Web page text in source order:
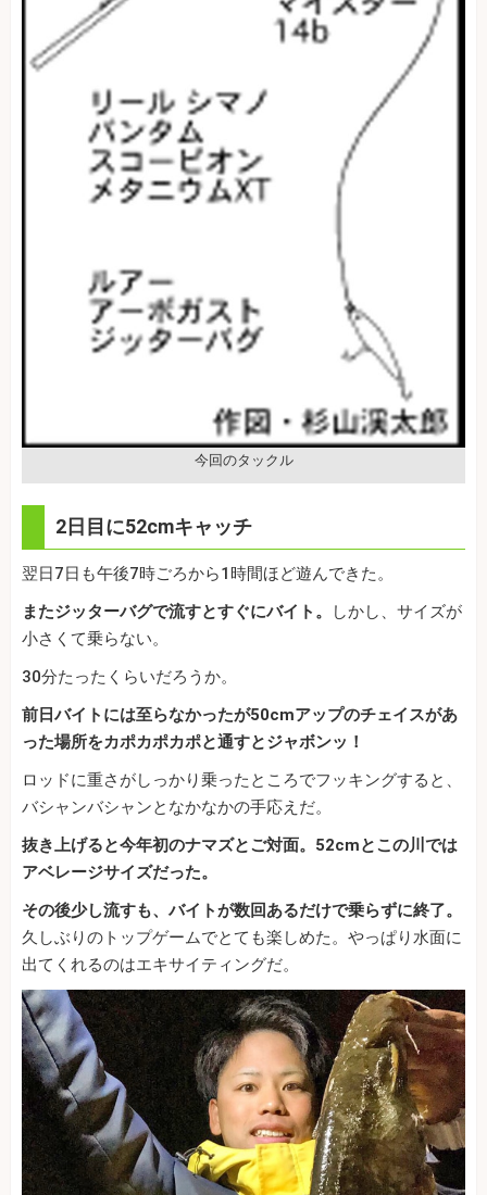
今回のタックル
2日目に52cmキャッチ
翌日7日も午後7時ごろから1時間ほど遊んできた。
またジッターバグで流すとすぐにバイト。
しかし、サイズが
小さくて乗らない。
30分たったくらいだろうか。
前日バイトには至らなかったが50cmアップのチェイスがあ
った場所をカポカポカポと通すとジャボンッ！
ロッドに重さがしっかり乗ったところでフッキングすると、
バシャンバシャンとなかなかの手応えだ。
抜き上げると今年初のナマズとご対面。52cmとこの川では
アベレージサイズだった。
その後少し流すも、バイトが数回あるだけで乗らずに終了。
久しぶりのトップゲームでとても楽しめた。やっぱり水面に
出てくれるのはエキサイティングだ。